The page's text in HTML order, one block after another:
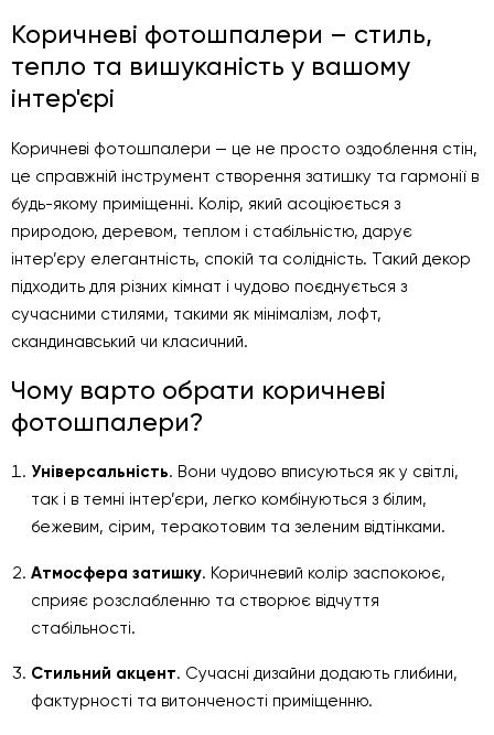
Коричневі фотошпалери – стиль,
тепло та вишуканість у вашому
інтер'єрі
Коричневі фотошпалери — це не просто оздоблення стін,
це справжній інструмент створення затишку та гармонії в
будь-якому приміщенні. Колір, який асоціюється з
природою, деревом, теплом і стабільністю, дарує
інтер’єру елегантність, спокій та солідність. Такий декор
підходить для різних кімнат і чудово поєднується з
сучасними стилями, такими як мінімалізм, лофт,
скандинавський чи класичний.
Чому варто обрати коричневі
фотошпалери?
Універсальність. Вони чудово вписуються як у світлі,
так і в темні інтер’єри, легко комбінуються з білим,
бежевим, сірим, теракотовим та зеленим відтінками.
Атмосфера затишку. Коричневий колір заспокоює,
сприяє розслабленню та створює відчуття
стабільності.
Стильний акцент. Сучасні дизайни додають глибини,
фактурності та витонченості приміщенню.